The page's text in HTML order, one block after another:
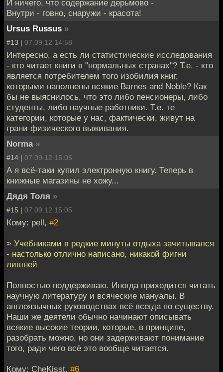
И ничего, что содержание дерьмово -
Внутри - говно, снаружи - красота!
Ursus Russus »
#13 | 07.09.12 14:58
Интересно, а есть ли статистические исследования
- кто читает книги в "нормальных странах"? Т.е. - кто
является потребителем того изобилия книг,
которыми наполнены всякие Barnes and Noble? Как
бы не выяснилось, что это либо пенсионеры, либо
студенты, либо научные работники. Т.е. те
категории, которые у нас, фактически, живут на
грани физического выживания.
Norma »
#14 | 07.09.12 15:05
А я всё-таки купил электронную книгу. Теперь в
книжные магазины не хожу...
Дядя Толя »
#15 | 07.09.12 15:05
Кому: pell, #2
> Учебниками в редкие минуты отдыха зачитывался
- настолько отлично написано, никакой фигни
лишней
Полностью поддерживаю. Иногда приходится читать
научную литературу и всяческие мануалы. В
англоязычных руководствах всё всегда по существу.
Наши же деятели обычно начинают описывать
всякие высокие теории, которые, в принципе,
разобрать можно, но они задерживают понимание
того, ради чего всё это вообще читается.
Кому: CheKisst, #6